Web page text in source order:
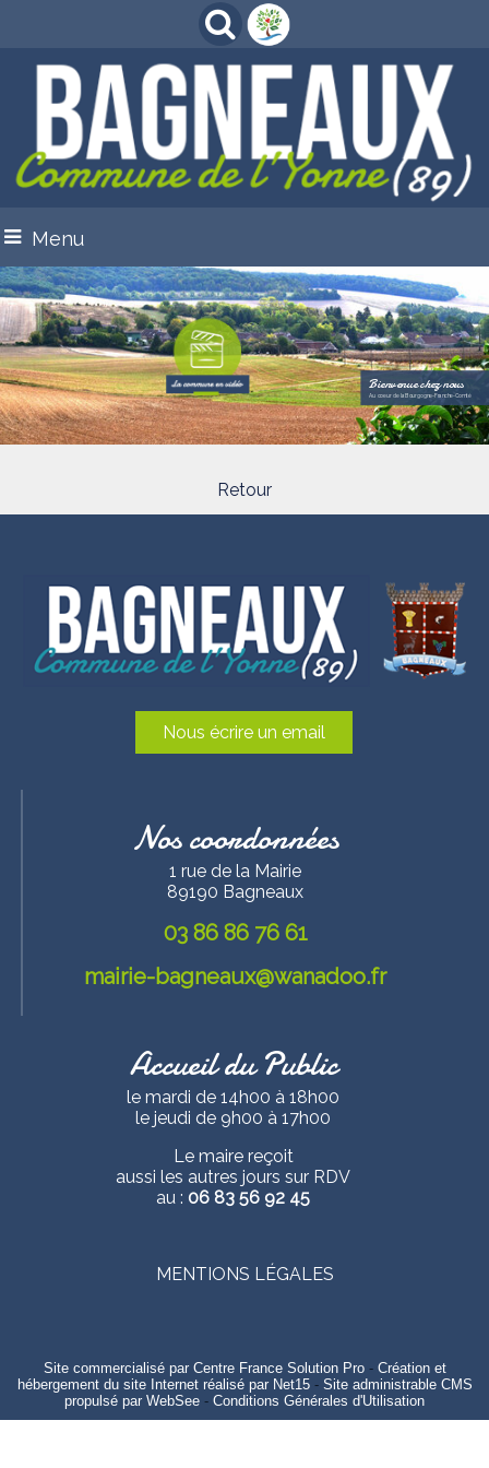
Menu
Bienvenue chez nous
Au coeur de la Bourgogne-Franche-Comté
Retour
Nous écrire un email
Nos coordonnées
1 rue de la Mairie
89190 Bagneaux
03 86 86 76 61
mairie-bagneaux@wanadoo.fr
Accueil du Public
le mardi de 14h00 à 18h00
le jeudi de 9h00 à 17h00
Le maire reçoit
aussi les autres jours sur RDV
au : 06 83 56 92 45
MENTIONS LÉGALES
Site commercialisé par Centre France Solution Pro- Création et
hébergement du site Internet réalisé par Net15- Site administrable CMS
propulsé par WebSee - Conditions Générales d'Utilisation